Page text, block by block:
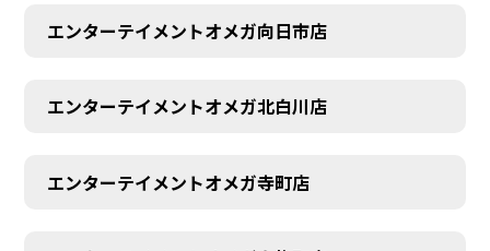
エンターテイメントオメガ向日市店
エンターテイメントオメガ北白川店
エンターテイメントオメガ寺町店